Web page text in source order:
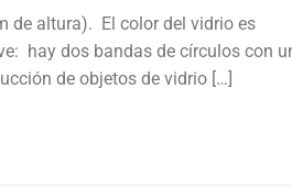
de altura). El color del vidrio es
hay dos bandas de círculos con
de objetos de vidrio […]